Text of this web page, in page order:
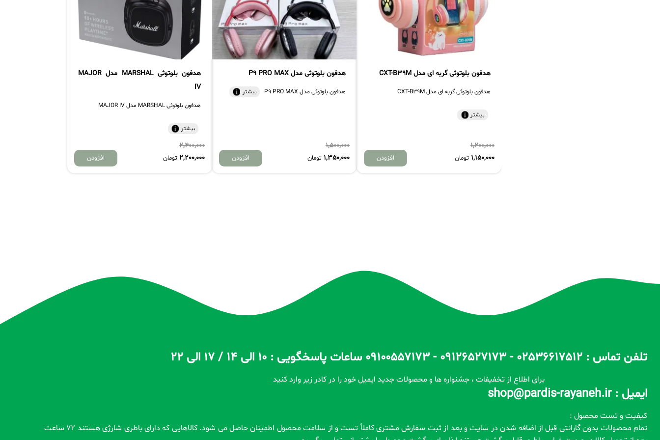
هدفون بلوتوثی گربه ای مدل CXT-B39M
هدفون بلوتوثی گربه ای مدل CXT-B39M
بیشتر
1,150,000 تومان
1,200,000
افزودن
هدفون بلوتوثی مدل P9 PRO MAX
هدفون بلوتوثی مدل P9 PRO MAX بیشتر
1,350,000 تومان
1,500,000
افزودن
هدفون بلوتوثی MARSHAL مدل MAJOR
IV
هدفون بلوتوثی MARSHAL مدل MAJOR IV
بیشتر
2,200,000 تومان
2,400,000
افزودن
تلفن تماس : 02536617512 - 09126527173 - 09100557173 ساعات پاسخگویی : 10 الی 14 / 17 الی 22
برای اطلاع از تخفیفات ، جشنواره ها و محصولات جدید ایمیل خود را در کادر زیر وارد کنید
ایمیل : shop@pardis-rayaneh.ir
کیفیت و تست محصول :
تمام محصولات بدون گارانتی قبل از اضافه شدن در سایت و بعد از ثبت سفارش مشتری کاملاً تست و از سلامت محصول اطمینان حاصل می شود. کالاهایی که دارای باطری شارژی هستند 72 ساعت